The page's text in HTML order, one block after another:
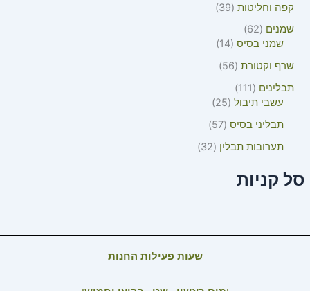
קפה וחליטות 39
שמנים
62
שמני בסיס 14
שרף וקטורת 56
תבלינים
111
עשבי תיבול 25
תבליני בסיס 57
תערובות תבלין
32
סל קניות
שעות פעילות החנות